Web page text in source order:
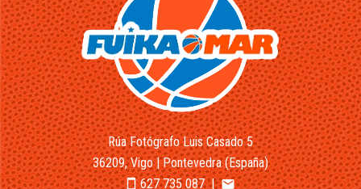
Rúa Fotógrafo Luis Casado 5
36209, Vigo | Pontevedra (España)
smartphone627 735 087|email